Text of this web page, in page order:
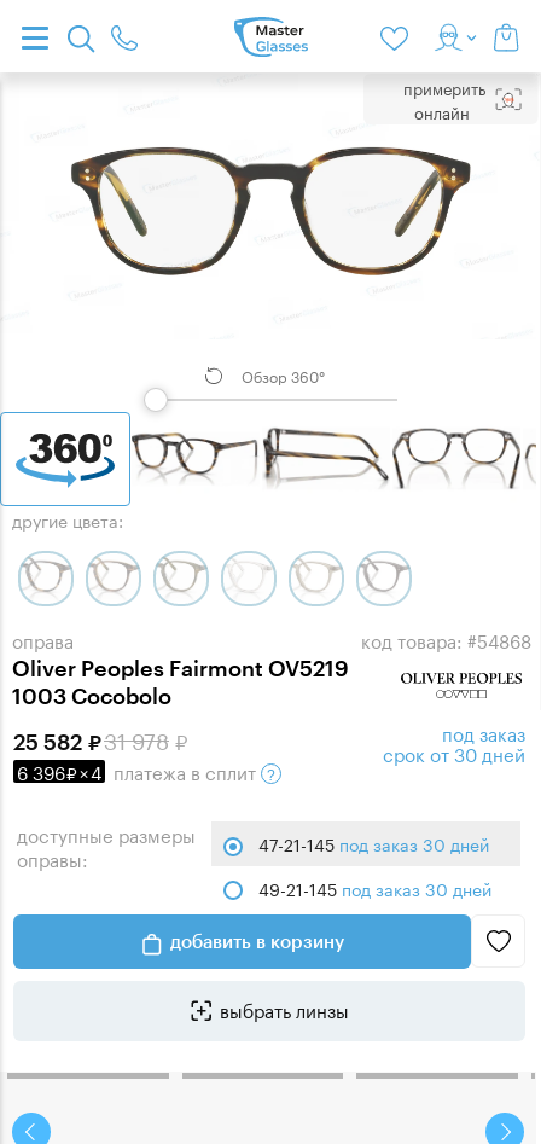
примерить
онлайн
Обзор 360°
оправа
Oliver Peoples Fairmont OV5219
1003 Cocobolo
код товара: #54868
другие цвета:
31 978
25 582
6 396 ×4 платежа в сплит
под заказ
срок от 30 дней
доступные размеры
оправы:
47-21-145 под заказ 30 дней
49-21-145 под заказ 30 дней
добавить в корзину
выбрать линзы